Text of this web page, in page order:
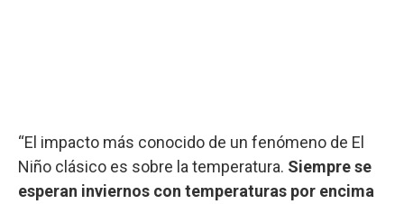
“El impacto más conocido de un fenómeno de El
Niño clásico es sobre la temperatura. Siempre se
esperan inviernos con temperaturas por encima